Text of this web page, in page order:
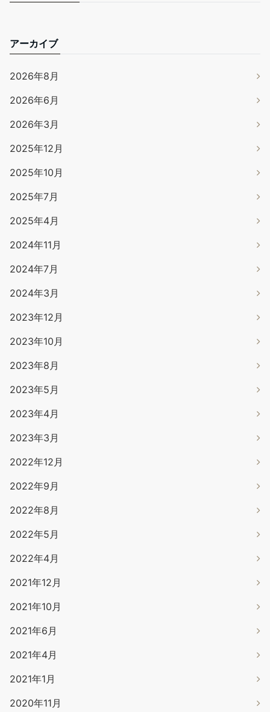
アーカイブ
2026年8月
2026年6月
2026年3月
2025年12月
2025年10月
2025年7月
2025年4月
2024年11月
2024年7月
2024年3月
2023年12月
2023年10月
2023年8月
2023年5月
2023年4月
2023年3月
2022年12月
2022年9月
2022年8月
2022年5月
2022年4月
2021年12月
2021年10月
2021年6月
2021年4月
2021年1月
2020年11月